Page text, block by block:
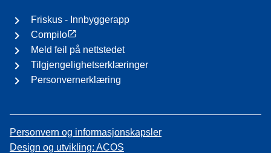
Friskus - Innbyggerapp
Compilo
Meld feil på nettstedet
Tilgjengelighetserklæringer
Personvernerklæring
Personvern og informasjonskapsler
Design og utvikling: ACOS